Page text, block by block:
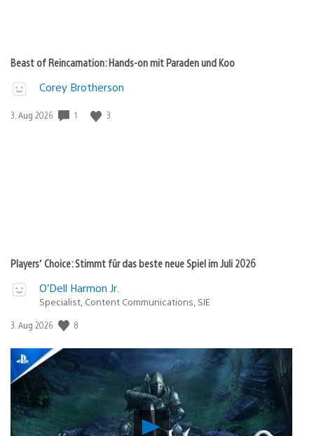
Beast of Reincarnation: Hands-on mit Paraden und Koo
Corey Brotherson
Veröffentlichungsdatum:
3. Aug 2026 1 3
Players’ Choice: Stimmt für das beste neue Spiel im Juli 2026
O’Dell Harmon Jr.
Specialist, Content Communications, SIE
Veröffentlichungsdatum:
3. Aug 2026 8
Verho